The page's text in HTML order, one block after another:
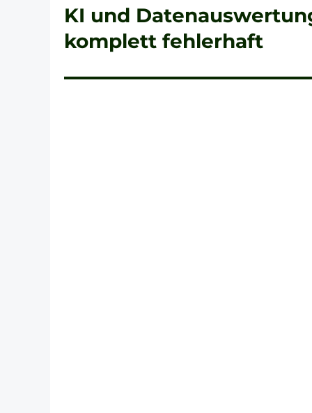
Nächster
Beitrag:
KI und
komplett fehlerhaft